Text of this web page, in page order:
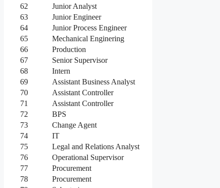
62
Junior Analyst
63
Junior Engineer
64
Junior Process Engineer
65
Mechanical Enginering
66
Production
67
Senior Supervisor
68
Intern
69
Assistant Business Analyst
70
Assistant Controller
71
Assistant Controller
72
BPS
73
Change Agent
74
IT
75
Legal and Relations Analyst
76
Operational Supervisor
77
Procurement
78
Procurement